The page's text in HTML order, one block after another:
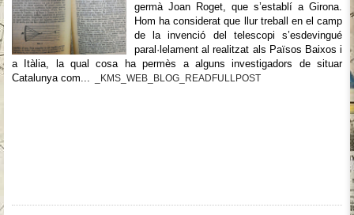
germà Joan Roget, que s’establí a Girona.
Hom ha considerat que llur treball en el camp
de la invenció del telescopi s’esdevingué
paral·lelament al realitzat als Països Baixos i
a Itàlia, la qual cosa ha permès a alguns investigadors de situar
Catalunya com...
_KMS_WEB_BLOG_READFULLPOST